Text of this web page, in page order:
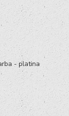
- platina